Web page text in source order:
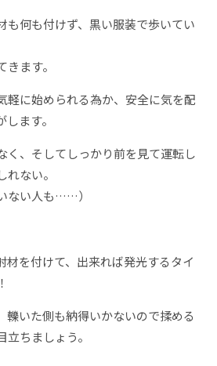
何も付けず、黒い服装で歩いてい
ます。
に始められる為か、安全に気を配
ます。
、そしてしっかり前を見て運転し
ない。
ない人も……）
を付けて、出来れば発光するタイ
いた側も納得いかないので揉める
ちましょう。